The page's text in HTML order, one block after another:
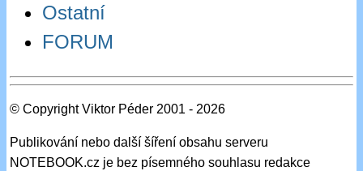
Ostatní
FORUM
© Copyright Viktor Péder 2001 - 2026
Publikování nebo další šíření obsahu serveru
NOTEBOOK.cz je bez písemného souhlasu redakce